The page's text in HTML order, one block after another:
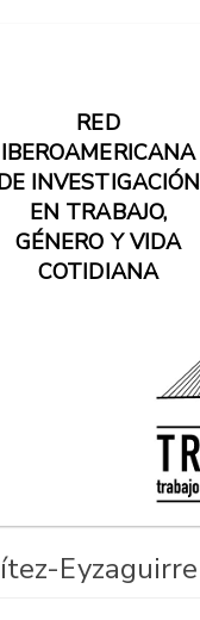
RED
IBEROAMERICANA
INVESTIGACIÓN
EN TRABAJO,
GÉNERO Y VIDA
COTIDIANA
Eyzaguirre